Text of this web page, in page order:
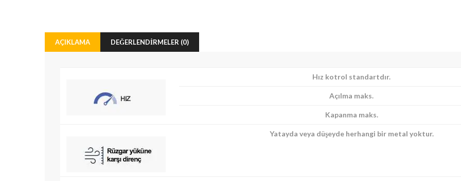
AÇIKLAMA DEĞERLENDIRMELER (0)
Hız kotrol standartdır.
Açılma maks.
Kapanma maks.
Yatayda veya düşeyde herhangi bir metal yoktur.